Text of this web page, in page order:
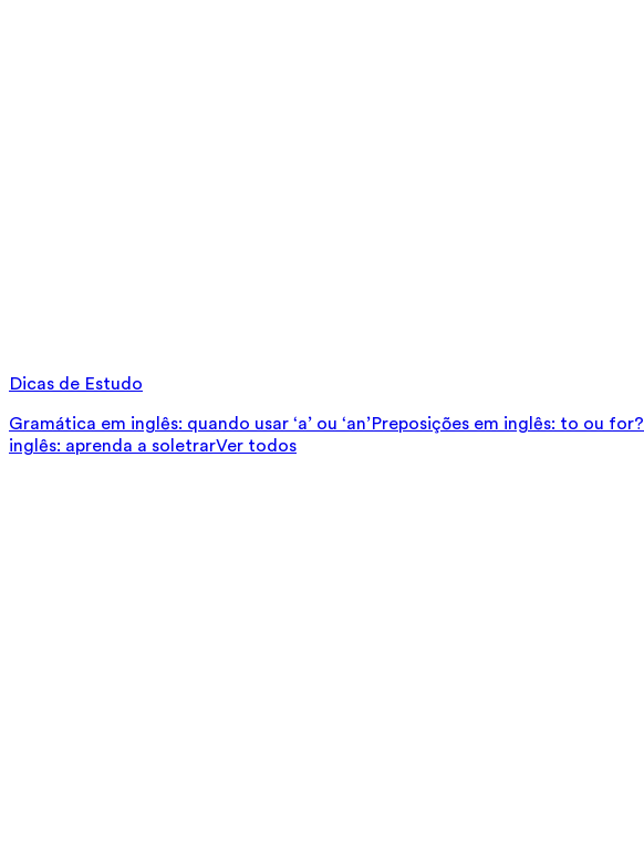
Dicas de Estudo
Gramática em inglês: quando usar ‘a’ ou ‘an’Preposições em inglês: to ou for?
inglês: aprenda a soletrarVer todos